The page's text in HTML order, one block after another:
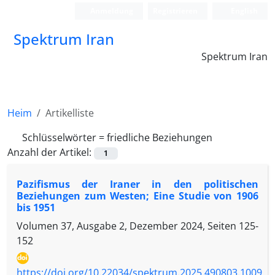
Spektrum Iran
Spektrum Iran
Heim
Artikelliste
Schlüsselwörter =friedliche Beziehungen
Anzahl der Artikel:
1
Pazifismus der Iraner in den politischen
Beziehungen zum Westen; Eine Studie von 1906
bis 1951
Volumen 37, Ausgabe 2, Dezember 2024, Seiten 125-
152